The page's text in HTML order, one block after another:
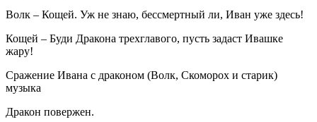
Волк – Кощей. Уж не знаю, бессмертный ли, Иван уже здесь!
Кощей – Буди Дракона трехглавого, пусть задаст Ивашке
жару!
Сражение Ивана с драконом (Волк, Скоморох и старик)
музыка
Дракон повержен.